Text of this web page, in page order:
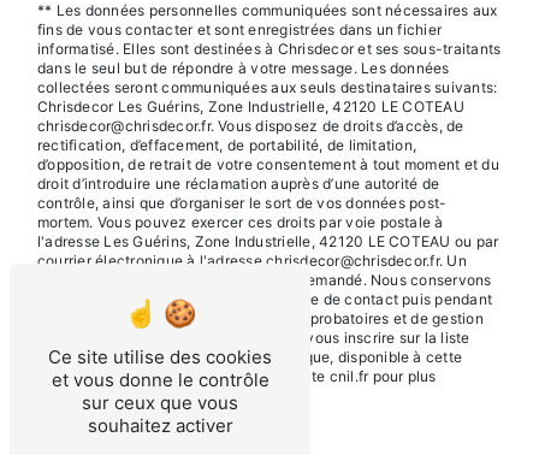
** Les données personnelles communiquées sont nécessaires aux
fins de vous contacter et sont enregistrées dans un fichier
informatisé. Elles sont destinées à Chrisdecor et ses sous-traitants
dans le seul but de répondre à votre message. Les données
collectées seront communiquées aux seuls destinataires suivants:
Chrisdecor Les Guérins, Zone Industrielle, 42120 LE COTEAU
chrisdecor@chrisdecor.fr. Vous disposez de droits d’accès, de
rectification, d’effacement, de portabilité, de limitation,
d’opposition, de retrait de votre consentement à tout moment et du
droit d’introduire une réclamation auprès d’une autorité de
contrôle, ainsi que d’organiser le sort de vos données post-
mortem. Vous pouvez exercer ces droits par voie postale à
l'adresse Les Guérins, Zone Industrielle, 42120 LE COTEAU ou par
courrier électronique à l'adresse chrisdecor@chrisdecor.fr. Un
justificatif d'identité pourra vous être demandé. Nous conservons
vos données pendant la période de prise de contact puis pendant
la durée de prescription légale aux fins probatoires et de gestion
des contentieux. Vous avez le droit de vous inscrire sur la liste
d'opposition au démarchage téléphonique, disponible à cette
adresse: Bloctel.gouv.fr. Consultez le site cnil.fr pour plus
d’informations sur vos droits.
Ce site utilise des cookies
et vous donne le contrôle
sur ceux que vous
souhaitez activer